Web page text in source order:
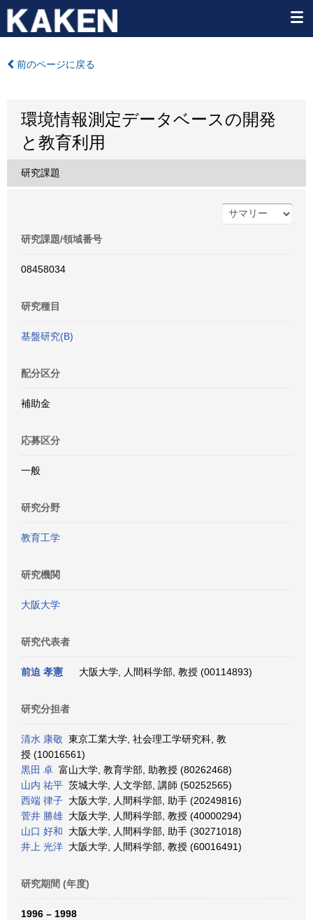
前のページに戻る
環境情報測定データベースの開発
と教育利用
研究課題
研究課題/領域番号
08458034
研究種目
基盤研究(B)
配分区分
補助金
応募区分
一般
研究分野
教育工学
研究機関
大阪大学
研究代表者
前迫 孝憲 大阪大学, 人間科学部, 教授 (00114893)
研究分担者
清水 康敬 東京工業大学, 社会理工学研究科, 教
授 (10016561)
黒田 卓 富山大学, 教育学部, 助教授 (80262468)
山内 祐平 茨城大学, 人文学部, 講師 (50252565)
西端 律子 大阪大学, 人間科学部, 助手 (20249816)
菅井 勝雄 大阪大学, 人間科学部, 教授 (40000294)
山口 好和 大阪大学, 人間科学部, 助手 (30271018)
井上 光洋 大阪大学, 人間科学部, 教授 (60016491)
研究期間 (年度)
1996 – 1998